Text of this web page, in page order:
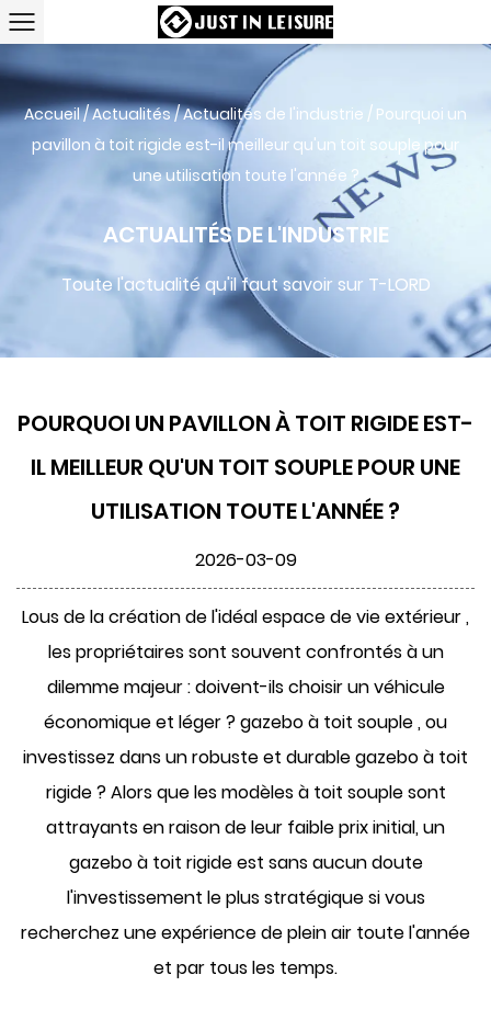
Accueil/Actualités/Actualités de l'industrie / Pourquoi un
pavillon à toit rigide est-il meilleur qu'un toit souple pour
une utilisation toute l'année ?
ACTUALITÉS DE L'INDUSTRIE
Toute l'actualité qu'il faut savoir sur T-LORD
POURQUOI UN PAVILLON À TOIT RIGIDE EST-
IL MEILLEUR QU'UN TOIT SOUPLE POUR UNE
UTILISATION TOUTE L'ANNÉE ?
2026-03-09
Lous de la création de l'idéalespace de vie extérieur,
les propriétaires sont souvent confrontés à un
dilemme majeur : doivent-ils choisir un véhicule
économique et léger ?gazebo à toit souple, ou
investissez dans un robuste et durablegazebo à toit
rigide? Alors que les modèles à toit souple sont
attrayants en raison de leur faible prix initial, un
gazebo à toit rigide est sans aucun doute
l'investissement le plus stratégique si vous
recherchez une expérience de plein air toute l'année
et par tous les temps.